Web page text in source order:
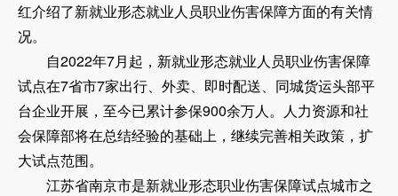
红介绍了新就业形态就业人员职业伤害保障方面的有关情
况。
自2022年7月起，新就业形态就业人员职业伤害保障
试点在7省市7家出行、外卖、即时配送、同城货运头部平
台企业开展，至今已累计参保900余万人。人力资源和社
会保障部将在总结经验的基础上，继续完善相关政策，扩
大试点范围。
江苏省南京市是新就业形态职业伤害保障试点城市之